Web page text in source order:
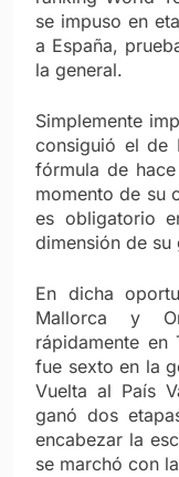
se impuso en
a España,
la general.
Simplemente
consiguió el de
fórmula de
momento de su
es obligatorio
dimensión de su
En dicha
Mallorca y
rápidamente en
fue sexto en la
Vuelta al País
ganó dos
encabezar la
se marchó con